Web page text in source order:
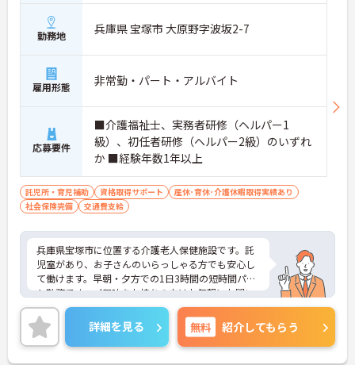
勤務地 兵庫県 宝塚市 大原野字波坂2-7
雇用形態 非常勤・パート・アルバイト
応募要件
■介護福祉士、実務者研修（ヘルパー1
級）、初任者研修（ヘルパー2級）のいずれ
か ■経験年数1年以上
託児所・育児補助 資格取得サポート
産休･育休･介護休暇取得実績あり
社会保険完備
交通費支給
兵庫県宝塚市に位置する介護老人保健施設です。託
児室があり、お子さんのいらっしゃる方でも安心し
て働けます。早朝・夕方での1日3時間の短時間パー
ト勤務です。ご興味をお持ちの方はお気軽にお問い
合わせください。
詳細を見る 無料 紹介してもらう